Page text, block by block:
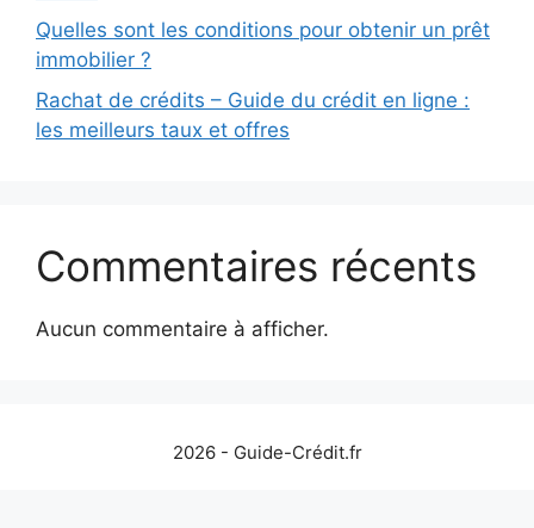
Quelles sont les conditions pour obtenir un prêt
immobilier ?
Rachat de crédits – Guide du crédit en ligne :
les meilleurs taux et offres
Commentaires récents
Aucun commentaire à afficher.
2026 - Guide-Crédit.fr